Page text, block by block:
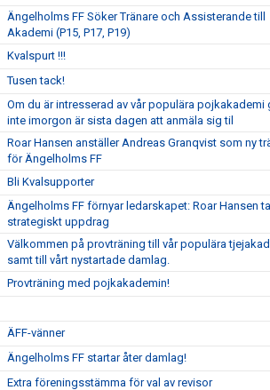
Ängelholms FF Söker Tränare och Assisterande till
Akademi (P15, P17, P19)
Kvalspurt !!!
Tusen tack!
Om du är intresserad av vår populära pojkakademi
inte imorgon är sista dagen att anmäla sig til
Roar Hansen anställer Andreas Granqvist som ny
för Ängelholms FF
Bli Kvalsupporter
Ängelholms FF förnyar ledarskapet: Roar Hansen
strategiskt uppdrag
Välkommen på provträning till vår populära
samt till vårt nystartade damlag.
Provträning med pojkakademin!
ÄFF-vänner
Ängelholms FF startar åter damlag!
Extra föreningsstämma för val av revisor